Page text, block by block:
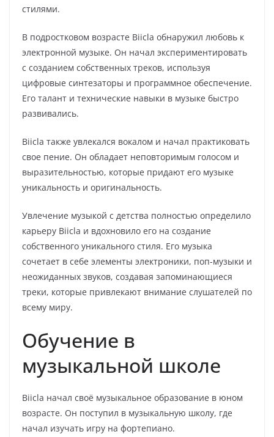
стилями.
В подростковом возрасте Biicla обнаружил любовь к
электронной музыке. Он начал экспериментировать
с созданием собственных треков, используя
цифровые синтезаторы и программное обеспечение.
Его талант и технические навыки в музыке быстро
развивались.
Biicla также увлекался вокалом и начал практиковать
свое пение. Он обладает неповторимым голосом и
выразительностью, которые придают его музыке
уникальность и оригинальность.
Увлечение музыкой с детства полностью определило
карьеру Biicla и вдохновило его на создание
собственного уникального стиля. Его музыка
сочетает в себе элементы электроники, поп-музыки и
неожиданных звуков, создавая запоминающиеся
треки, которые привлекают внимание слушателей по
всему миру.
Обучение в
музыкальной школе
Biicla начал своё музыкальное образование в юном
возрасте. Он поступил в музыкальную школу, где
начал изучать игру на фортепиано.